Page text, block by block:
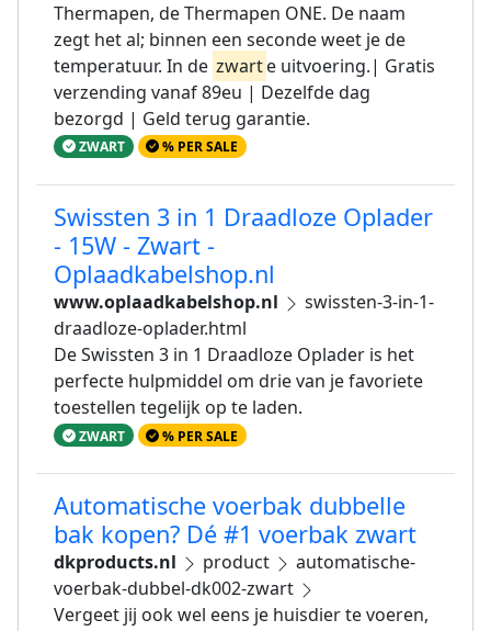
Thermapen, de Thermapen ONE. De naam
zegt het al; binnen een seconde weet je de
temperatuur. In de zwarte uitvoering.| Gratis
verzending vanaf 89eu | Dezelfde dag
bezorgd | Geld terug garantie.
ZWART % PER SALE
Swissten 3 in 1 Draadloze Oplader
- 15W - Zwart -
Oplaadkabelshop.nl
www.oplaadkabelshop.nl
swissten-3-in-1-
draadloze-oplader.html
De Swissten 3 in 1 Draadloze Oplader is het
perfecte hulpmiddel om drie van je favoriete
toestellen tegelijk op te laden.
ZWART % PER SALE
Automatische voerbak dubbelle
bak kopen? Dé #1 voerbak zwart
dkproducts.nl product
automatische-
voerbak-dubbel-dk002-zwart
Vergeet jij ook wel eens je huisdier te voeren,